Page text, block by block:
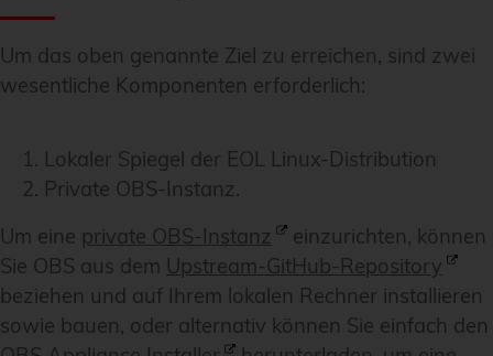
Um das oben genannte Ziel zu erreichen, sind zwei
wesentliche Komponenten erforderlich:
Lokaler Spiegel der EOL Linux-Distribution
Private OBS-Instanz.
Um eine private OBS-Instanz
einzurichten, können
Sie OBS aus dem Upstream-GitHub-Repository
beziehen und auf Ihrem lokalen Rechner installieren
sowie bauen, oder alternativ können Sie einfach den